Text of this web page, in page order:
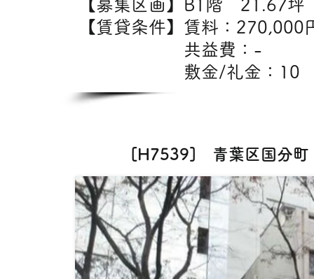
【募集区画】B1階 21.67坪
【賃貸条件】賃料：
共益費
敷金/礼金：10
[H7539] 青葉区国分町